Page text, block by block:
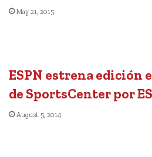
May 21, 2015
ESPN estrena edición
de SportsCenter por
August 5, 2014